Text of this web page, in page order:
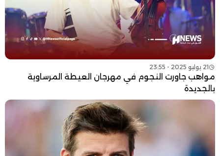
21 يوليو 2025 - 23:55
مواهب جاورت النجوم في مهرجان العيطة المرساوية
بالجديدة